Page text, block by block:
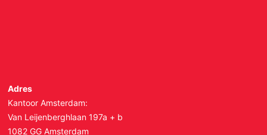
Adres
Kantoor Amsterdam:
Van Leijenberghlaan 197a + b
1082 GG Amsterdam